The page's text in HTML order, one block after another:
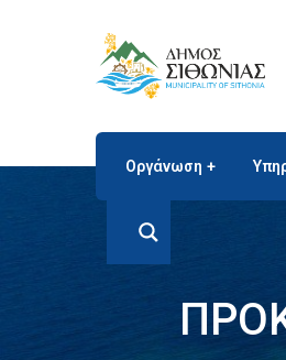
Οργάνωση